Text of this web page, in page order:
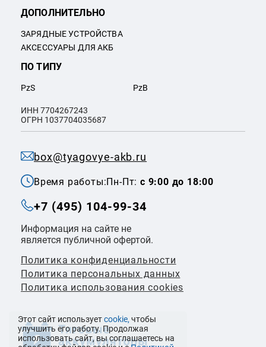
box@tyagovye-akb.ru
Время работы:Пн-Пт:с 9:00 до 18:00
+7 (495) 104-99-34
Информация на сайте не
является публичной офертой.
Политика конфиденциальности
Политикa персональных данных
Политика использования cookies
ПО ТИПУ
PzS PzB
ДОПОЛНИТЕЛЬНО
ЗАРЯДНЫЕ УСТРОЙСТВА
АКСЕССУАРЫ ДЛЯ АКБ
ИНН 7704267243
ОГРН 1037704035687
Этот сайт используетcookie, чтобы
улучшить его работу. Продолжая
использовать сайт, вы соглашаетесь на